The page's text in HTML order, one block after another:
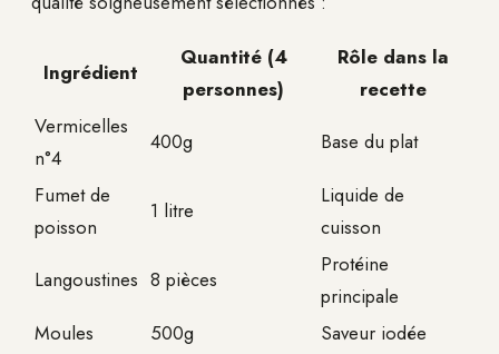
Ingrédient
Quantité (4
personnes)
Rôle dans la
recette
Vermicelles
n°4
400g
Base du plat
Fumet de
poisson
1 litre
Liquide de
cuisson
Langoustines 8 pièces
Protéine
principale
Moules
500g
Saveur iodée